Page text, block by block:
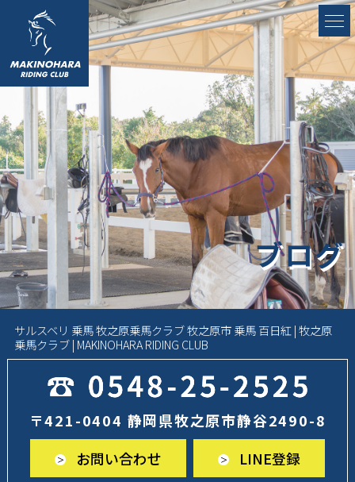
ブログ
サルスベリ 乗馬 牧之原乗馬クラブ 牧之原市 乗馬 百日紅 | 牧之原
乗馬クラブ | MAKINOHARA RIDING CLUB
〒421-0404 静岡県牧之原市静谷2490-8
お問い合わせ
LINE登録